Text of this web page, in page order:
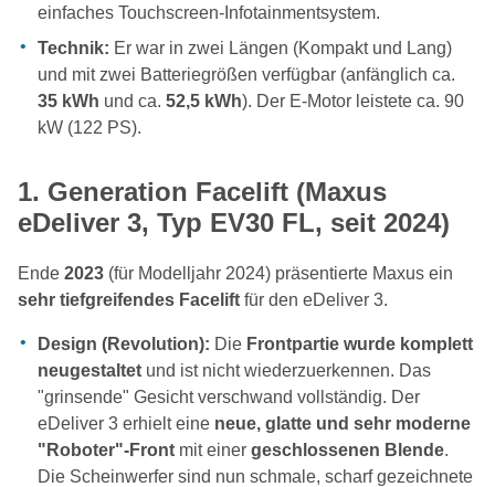
einfaches Touchscreen-Infotainmentsystem.
Technik: Er war in zwei Längen (Kompakt und Lang)
und mit zwei Batteriegrößen verfügbar (anfänglich ca.
35 kWh und ca. 52,5 kWh). Der E-Motor leistete ca. 90
kW (122 PS).
1. Generation Facelift (Maxus
eDeliver 3, Typ EV30 FL, seit 2024)
Ende 2023 (für Modelljahr 2024) präsentierte Maxus ein
sehr tiefgreifendes Facelift für den eDeliver 3.
Design (Revolution): Die Frontpartie wurde komplett
neugestaltet und ist nicht wiederzuerkennen. Das
"grinsende" Gesicht verschwand vollständig. Der
eDeliver 3 erhielt eine neue, glatte und sehr moderne
"Roboter"-Front mit einer geschlossenen Blende.
Die Scheinwerfer sind nun schmale, scharf gezeichnete